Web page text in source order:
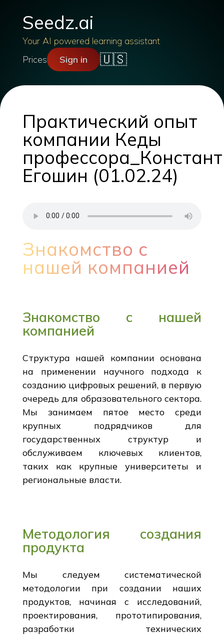
Seedz.ai
Your AI powered learning assistant
Prices
Sign in 🇺🇸
Практический опыт
компании Кеды
Егошин (01.02.24)
Знакомство с
нашей компанией
Знакомство с нашей
компанией
Структура нашей компании основана
на применении научного подхода к
созданию цифровых решений, в первую
очередь для образовательного сектора.
Мы занимаем пятое место среди
крупных подрядчиков для
государственных структур и
обслуживаем ключевых клиентов,
таких как крупные университеты и
региональные власти.
Методология создания
продукта
Мы следуем систематической
методологии при создании наших
продуктов, начиная с исследований,
проектирования, прототипирования,
разработки технических